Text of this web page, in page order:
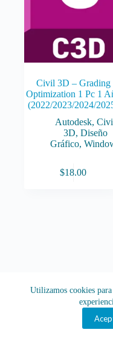
Utilizamos cookies
Civil 3D – Grading
Optimization 1 Pc 1
(2022/2023/2024/
Autodesk,
3D, Diseño
Gráfico,
$18.00